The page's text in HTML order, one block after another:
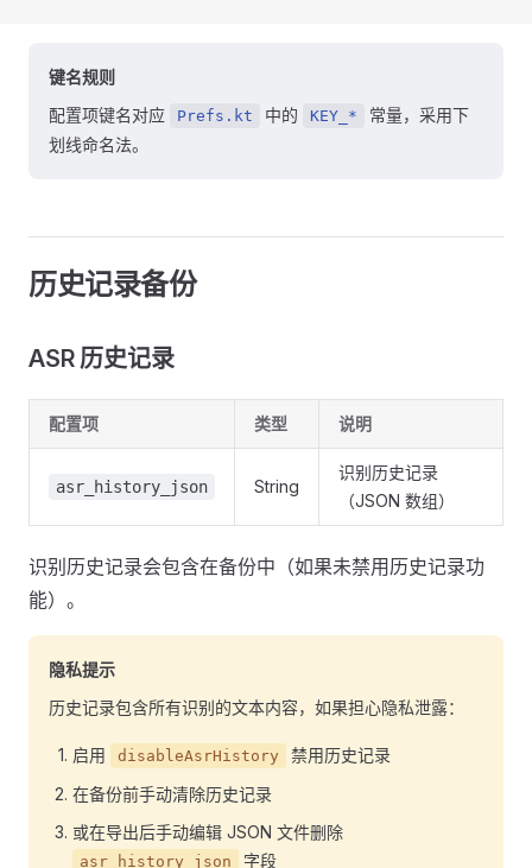
键名规则
配置项键名对应
Prefs.kt 中的 KEY_*
常量，采用下
划线命名法。
历史记录备份
ASR 历史记录
配置项 类型 说明
asr_history_json String
识别历史记录
（JSON 数组）
识别历史记录会包含在备份中（如果未禁用历史记录功
能）。
隐私提示
历史记录包含所有识别的文本内容，如果担心隐私泄露：
启用 disableAsrHistory
禁用历史记录
在备份前手动清除历史记录
或在导出后手动编辑 JSON 文件删除
asr_history_json 字段